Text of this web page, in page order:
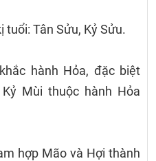
tuổi: Tân Sửu, Kỷ Sửu.
hành Hỏa, đặc biệt
Mùi thuộc hành Hỏa
hợp Mão và Hợi thành